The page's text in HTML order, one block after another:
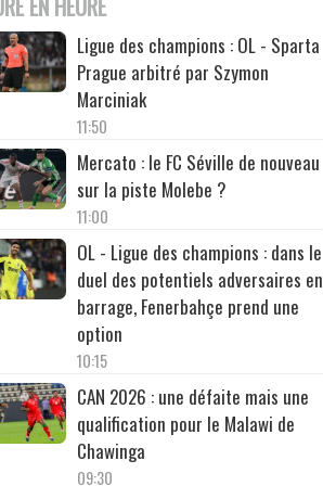
Ligue des champions : OL - Sparta
Prague arbitré par Szymon
Marciniak
11:50
Mercato : le FC Séville de nouveau
sur la piste Molebe ?
11:00
OL - Ligue des champions : dans le
duel des potentiels adversaires en
barrage, Fenerbahçe prend une
option
10:15
CAN 2026 : une défaite mais une
qualification pour le Malawi de
Chawinga
09:30